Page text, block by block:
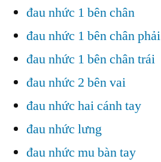
đau nhức 1 bên chân
đau nhức 1 bên chân phải
đau nhức 1 bên chân trái
đau nhức 2 bên vai
đau nhức hai cánh tay
đau nhức lưng
đau nhức mu bàn tay